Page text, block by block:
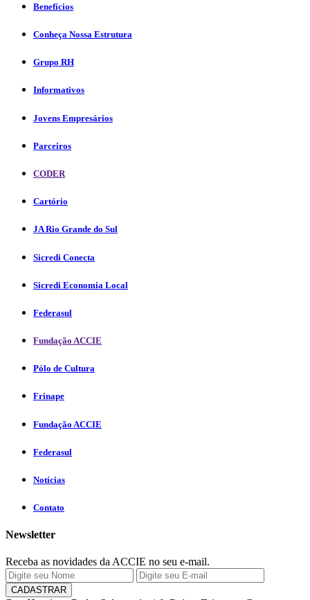
Benefícios
Conheça Nossa Estrutura
Grupo RH
Informativos
Jovens Empresários
Parceiros
CODER
Cartório
JA Rio Grande do Sul
Sicredi Conecta
Sicredi Economia Local
Federasul
Fundação ACCIE
Pólo de Cultura
Frinape
Fundação ACCIE
Federasul
Notícias
Contato
Newsletter
Receba as novidades da ACCIE no seu e-mail.